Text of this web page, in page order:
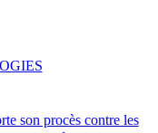
son procès contre les